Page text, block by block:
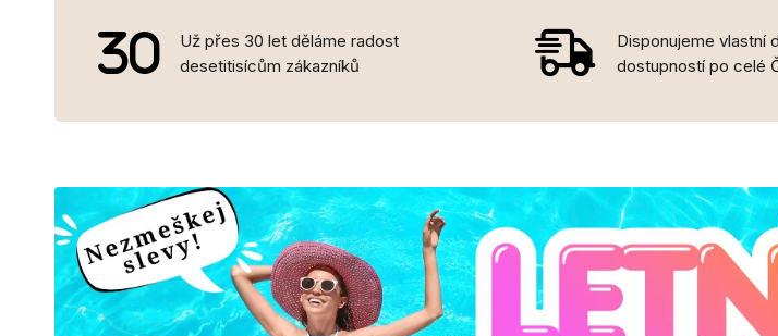
Už přes 30 let děláme radost
desetitisícům zákazníků
Disponujeme vlastní
dostupností po celé